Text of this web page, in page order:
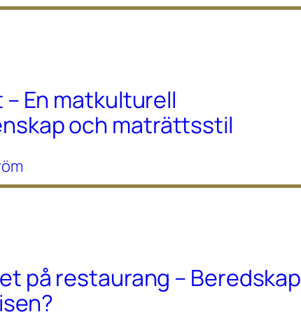
En matkulturell
och maträttsstil
på restaurang – Beredskap